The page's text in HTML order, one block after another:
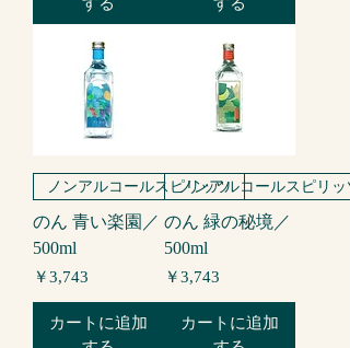
ノンアルコールスピリッツ
のん 青い楽園／
500ml
価格
￥3,743
カートに追加
ノンアルコールスピリッ
のん 緑の秘境／
500ml
価格
￥3,743
カートに追加